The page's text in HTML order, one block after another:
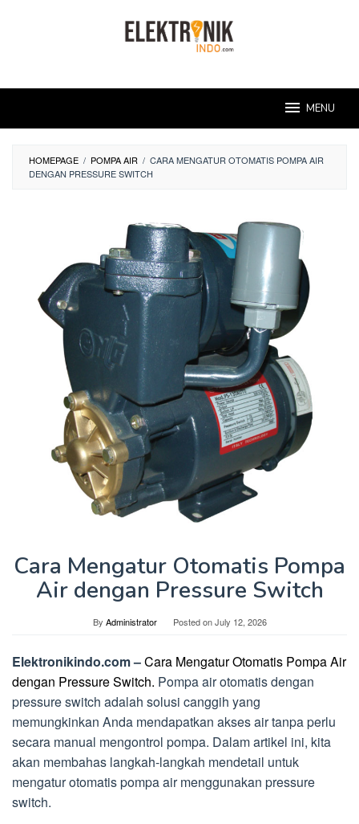
MENU
HOMEPAGE / POMPA AIR / CARA MENGATUR OTOMATIS POMPA AIR
DENGAN PRESSURE SWITCH
Cara Mengatur Otomatis Pompa
Air dengan Pressure Switch
By Administrator Posted onJuly 12, 2026
Elektronikindo.com –Cara Mengatur Otomatis Pompa Air
dengan Pressure Switch. Pompa air otomatis dengan
pressure switch adalah solusi canggih yang
memungkinkan Anda mendapatkan akses air tanpa perlu
secara manual mengontrol pompa. Dalam artikel ini, kita
akan membahas langkah-langkah mendetail untuk
mengatur otomatis pompa air menggunakan pressure
switch.